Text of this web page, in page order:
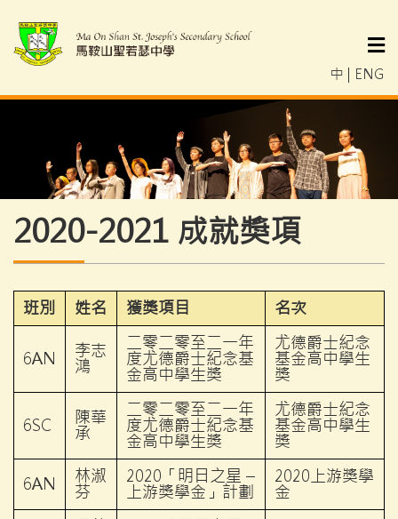
中 ENG
2020-2021 成就獎項
班別 姓名 獲獎項目 名次
6AN 李志
鴻
二零二零至二一年
度尤德爵士紀念基
金高中學生獎
尤德爵士紀念
基金高中學生
獎
6SC 陳華
承
二零二零至二一年
度尤德爵士紀念基
金高中學生獎
尤德爵士紀念
基金高中學生
獎
6AN 林淑
芬
2020「明日之星 –
上游獎學金」計劃
2020上游獎學
金